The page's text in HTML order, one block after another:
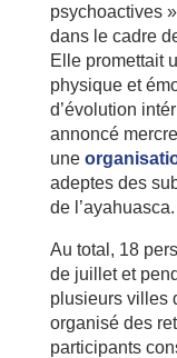
psychoactives
dans le cadre
Elle promettait
physique et
d’évolution
annoncé
une
adeptes des
de l’ayahuasca.
Au total, 18
de juillet et
plusieurs villes
organisé des
participants